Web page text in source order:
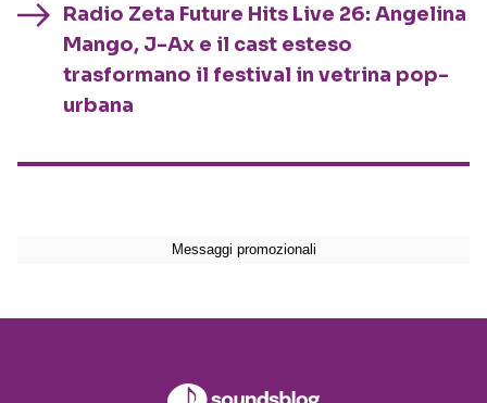
Radio Zeta Future Hits Live 26: Angelina
Mango, J-Ax e il cast esteso
trasformano il festival in vetrina pop-
urbana